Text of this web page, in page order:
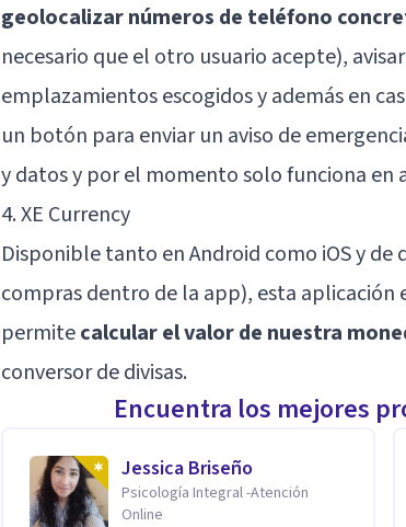
geolocalizar números de teléfono
necesario que el otro usuario acepte),
emplazamientos escogidos y además en
un botón para enviar un aviso de
y datos y por el momento solo funciona en
4. XE Currency
Disponible tanto en Android como iOS y
compras dentro de la app), esta
permitecalcular el valor de nuestra
conversor de divisas.
Encuentra los mejores
Jessica Briseño
Psicología Integral -Atención
Online